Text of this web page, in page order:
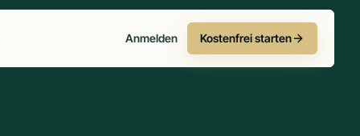
Anmelden Kostenfrei starten